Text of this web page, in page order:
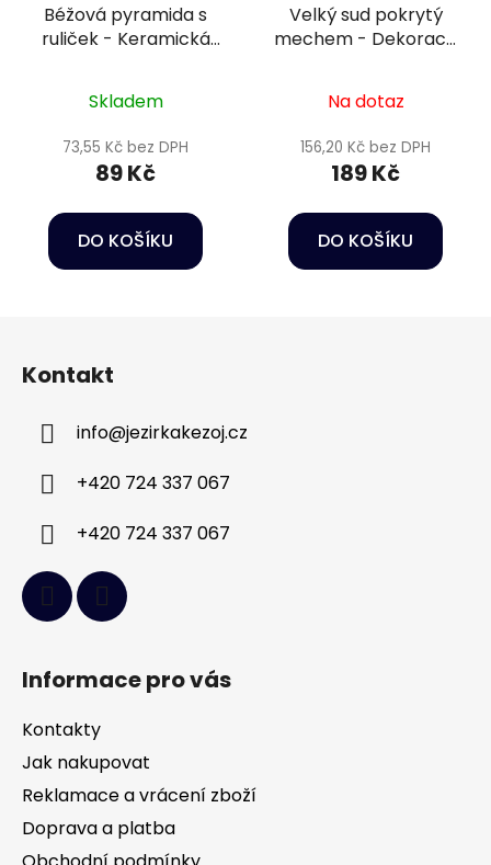
Béžová pyramida s
ruliček - Keramická
Skladem
73,55 Kč bez DPH
89 Kč
DO KOŠÍKU
Velký sud pokrytý
mechem - Dekorace
Na dotaz
156,20 Kč bez DPH
189 Kč
DO KOŠÍKU
Kontakt
info@jezirkakezoj.cz
+420 724 337 067
+420 724 337 067
Informace pro vás
Kontakty
Jak nakupovat
Reklamace a vrácení zboží
Doprava a platba